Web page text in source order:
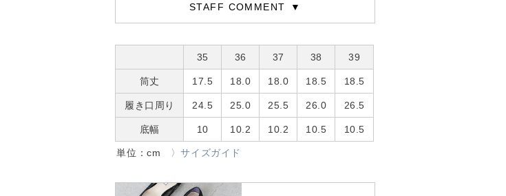
STAFF COMMENT
35 36 37 38 39
筒丈 17.5 18.0 18.0 18.5 18.5
履き口周り 24.5 25.0 25.5 26.0 26.5
底幅 10 10.2 10.2 10.5 10.5
単位：cm 〉サイズガイド